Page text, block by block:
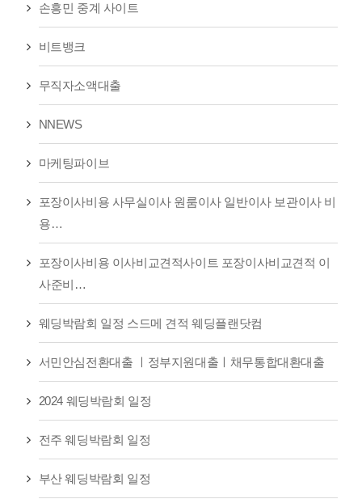
손흥민 중계 사이트
비트뱅크
무직자소액대출
NNEWS
마케팅파이브
포장이사비용 사무실이사 원룸이사 일반이사 보관이사 비
용…
포장이사비용 이사비교견적사이트 포장이사비교견적 이
사준비…
웨딩박람회 일정 스드메 견적 웨딩플랜닷컴
서민안심전환대출 ㅣ정부지원대출ㅣ채무통합대환대출
2024 웨딩박람회 일정
전주 웨딩박람회 일정
부산 웨딩박람회 일정